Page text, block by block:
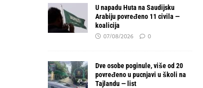
U napadu Huta na Saudijsku
Arabiju povređeno 11 civila —
koalicija
07/08/2026 0
Dve osobe poginule, više od 20
povređeno u pucnjavi u školi na
Tajlandu — list